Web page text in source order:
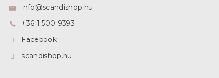
info@scandishop.hu
+36 1 500 9393
Facebook
scandishop.hu